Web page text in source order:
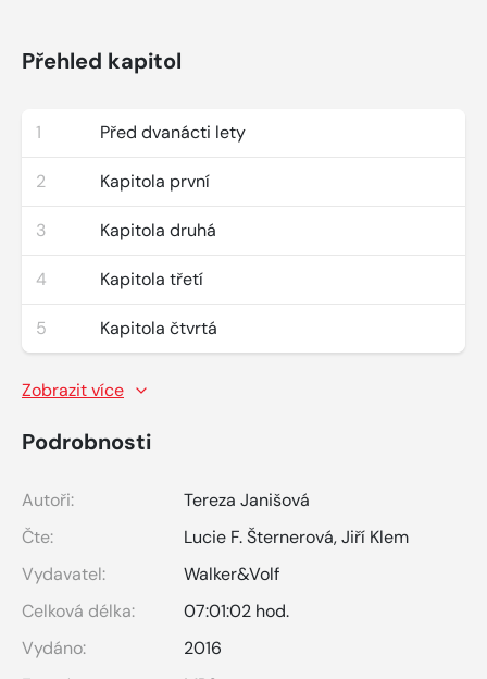
Přehled kapitol
1 Před dvanácti lety
2 Kapitola první
3 Kapitola druhá
4 Kapitola třetí
5 Kapitola čtvrtá
Zobrazit více
Podrobnosti
Autoři:
Tereza Janišová
Čte:
Lucie F. Šternerová,Jiří Klem
Vydavatel:
Walker&Volf
Celková délka:
07:01:02 hod.
Vydáno:
2016